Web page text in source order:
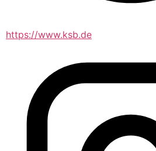
https://www.ksb.de